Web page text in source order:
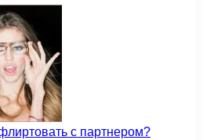
с партнером?